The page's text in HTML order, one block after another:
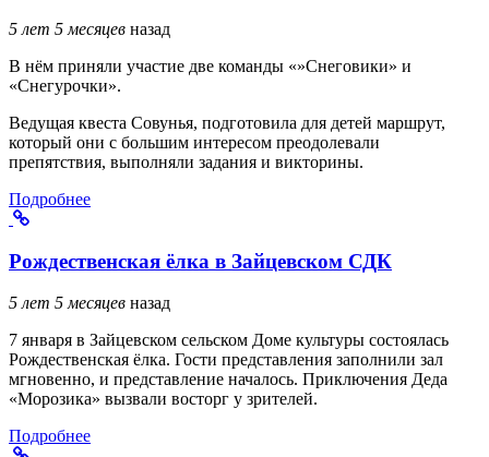
5 лет 5 месяцев назад
В нём приняли участие две команды «»Снеговики» и
«Снегурочки».
Ведущая квеста Совунья, подготовила для детей маршрут,
который они с большим интересом преодолевали
препятствия, выполняли задания и викторины.
Подробнее
Рождественская ёлка в Зайцевском СДК
5 лет 5 месяцев назад
7 января в Зайцевском сельском Доме культуры состоялась
Рождественская ёлка. Гости представления заполнили зал
мгновенно, и представление началось. Приключения Деда
«Морозика» вызвали восторг у зрителей.
Подробнее